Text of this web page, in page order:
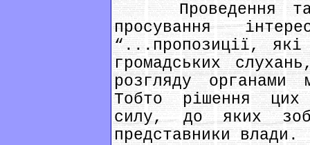
Проведення
просування
“...пропозиції, які
громадських
розгляду органами
Тобто рішення цих
силу, до яких
представники влади.